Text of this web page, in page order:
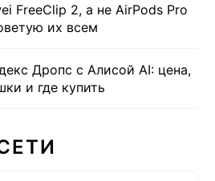
FreeClip 2, а не AirPods Pro
их всем
Дропс с Алисой AI: цена,
и где купить